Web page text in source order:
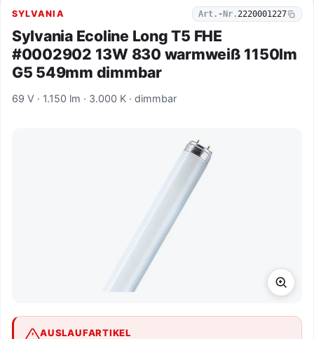
SYLVANIA Art.-Nr.2220001227
Sylvania Ecoline Long T5 FHE
#0002902 13W 830 warmweiß 1150lm
G5 549mm dimmbar
69 V · 1.150 lm · 3.000 K · dimmbar
AUSLAUFARTIKEL